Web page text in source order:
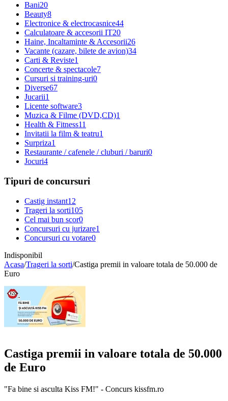
Bani20
Beauty8
Electronice & electrocasnice44
Calculatoare & accesorii IT20
Haine, Incaltaminte & Accesorii26
Vacante (cazare, bilete de avion)34
Carti & Reviste1
Concerte & spectacole7
Cursuri si training-uri0
Diverse67
Jucarii1
Licente software3
Muzica & Filme (DVD,CD)1
Health & Fitness11
Invitatii la film & teatru1
Surpriza1
Restaurante / cafenele / cluburi / baruri0
Jocuri4
Tipuri de concursuri
Castig instant12
Trageri la sorti105
Cel mai bun scor0
Concursuri cu jurizare1
Concursuri cu votare0
Indisponibil
Acasa/Trageri la sorti/Castiga premii in valoare totala de 50.000 de
Euro
Castiga premii in valoare totala de 50.000
de Euro
"Fa bine si asculta Kiss FM!" - Concurs kissfm.ro